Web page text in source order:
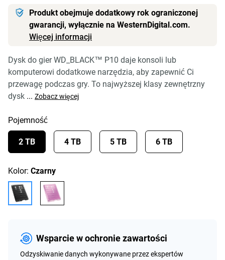
Produkt obejmuje dodatkowy rok ograniczonej
gwarancji, wyłącznie na WesternDigital.com.
Więcej informacji
Dysk do gier WD_BLACK™ P10 daje konsoli lub
komputerowi dodatkowe narzędzia, aby zapewnić Ci
przewagę podczas gry. To najwyższej klasy zewnętrzny
dysk ... Zobacz więcej
Pojemność
2 TB 4 TB 5 TB 6 TB
Kolor: Czarny
Wsparcie w ochronie zawartości
Odzyskiwanie danych wykonywane przez ekspertów